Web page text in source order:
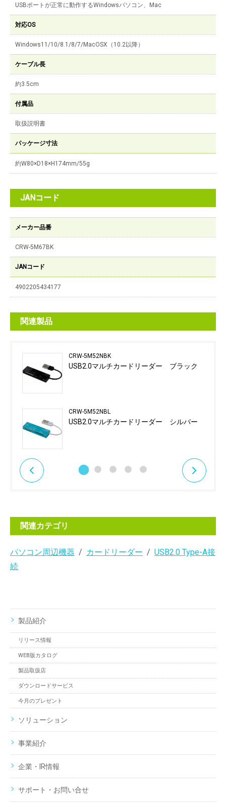
USBポートが正常に動作するWindowsパソコン、Mac
対応OS
Windows11/10/8.1/8/7/MacOSX（10.2以降）
ケーブル長
約3.5cm
付属品
取扱説明書
パッケージ寸法
約W80×D18×H174mm/55g
JANコード
メーカー品番
CRW-5M67BK
JANコード
4902205434177
関連製品
CRW-5M52NBK
USB2.0マルチカードリーダー ブラック
CRW-5M52NBL
USB2.0マルチカードリーダー シルバー
関連カテゴリ
パソコン周辺機器 カードリーダー
USB2.0 Type-A接
続
製品紹介
リリース情報
WEB版カタログ
製品取扱店
ダウンロードサービス
今月のプレゼント
ソリューション
事業紹介
企業・IR情報
サポート・お問い合せ